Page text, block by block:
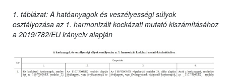
1. táblázat: A hatóanyagok és veszélyességi súlyok
osztályozása az 1. harmonizált kockázati mutató kiszámításához
a 2019/782/EU irányelv alapján